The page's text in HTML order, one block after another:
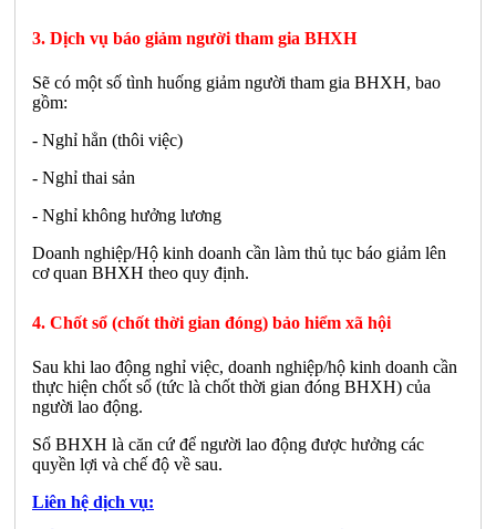
3. Dịch vụ báo giảm người tham gia BHXH
Sẽ có một số tình huống giảm người tham gia BHXH, bao
gồm:
- Nghỉ hẳn (thôi việc)
- Nghỉ thai sản
- Nghỉ không hưởng lương
Doanh nghiệp/Hộ kinh doanh cần làm thủ tục báo giảm lên
cơ quan BHXH theo quy định.
4. Chốt sổ (chốt thời gian đóng) bảo hiểm xã hội
Sau khi lao động nghỉ việc, doanh nghiệp/hộ kinh doanh cần
thực hiện chốt sổ (tức là chốt thời gian đóng BHXH) của
người lao động.
Sổ BHXH là căn cứ để người lao động được hưởng các
quyền lợi và chế độ về sau.
Liên hệ dịch vụ: